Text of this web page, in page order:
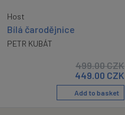
Host
Bílá čarodějnice
PETR KUBÁT
499.00CZK
449.00 CZK
Add to basket